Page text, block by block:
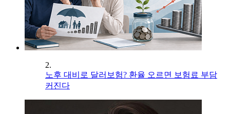
2.
노후 대비로 달러보험? 환율 오르면 보험료 부담
커진다